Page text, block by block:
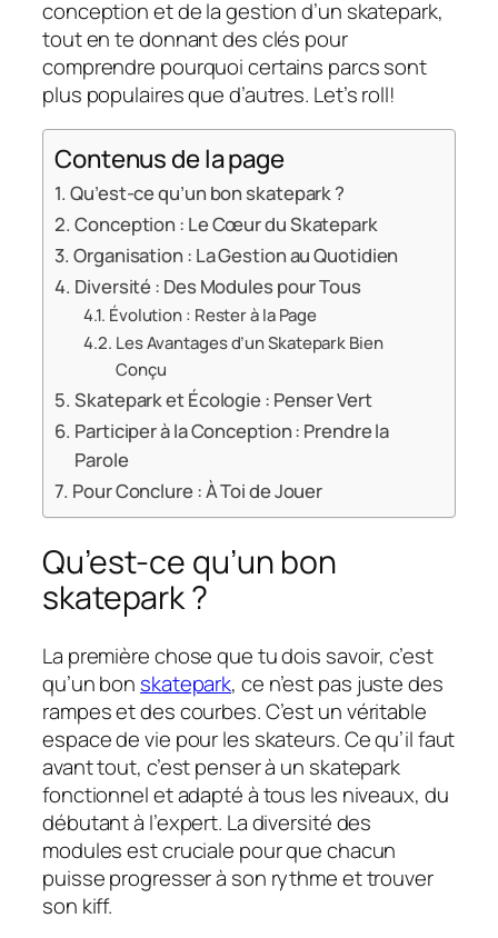
conception et de la gestion d’un skatepark,
tout en te donnant des clés pour
comprendre pourquoi certains parcs sont
plus populaires que d’autres. Let’s roll!
Contenus de la page
Qu’est-ce qu’un bon skatepark ?
Conception : Le Cœur du Skatepark
Organisation : La Gestion au Quotidien
Diversité : Des Modules pour Tous
Évolution : Rester à la Page
Les Avantages d’un Skatepark Bien
Conçu
Skatepark et Écologie : Penser Vert
Participer à la Conception : Prendre la
Parole
Pour Conclure : À Toi de Jouer
Qu’est-ce qu’un bon
skatepark ?
La première chose que tu dois savoir, c’est
qu’un bon skatepark, ce n’est pas juste des
rampes et des courbes. C’est un véritable
espace de vie pour les skateurs. Ce qu’il faut
avant tout, c’est penser à un skatepark
fonctionnel et adapté à tous les niveaux, du
débutant à l’expert. La diversité des
modules est cruciale pour que chacun
puisse progresser à son rythme et trouver
son kiff.